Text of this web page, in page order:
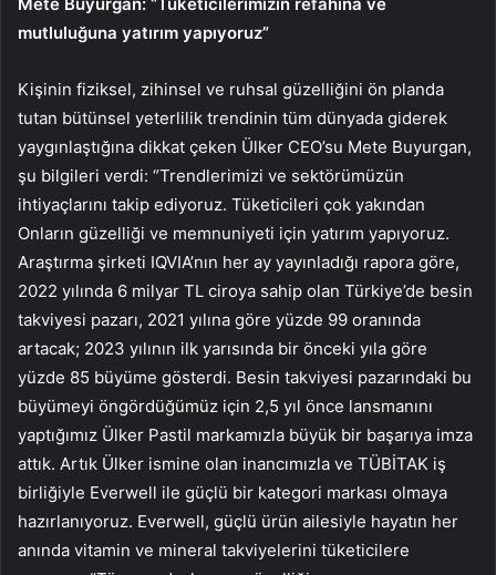
mutluluğuna yatırım yapıyoruz”
Kişinin fiziksel, zihinsel ve ruhsal güzelliğini ön planda
tutan bütünsel yeterlilik trendinin tüm dünyada giderek
yaygınlaştığına dikkat çeken Ülker CEO’su Mete Buyurgan,
şu bilgileri verdi: “Trendlerimizi ve sektörümüzün
ihtiyaçlarını takip ediyoruz. Tüketicileri çok yakından
Onların güzelliği ve memnuniyeti için yatırım yapıyoruz.
Araştırma şirketi IQVIA’nın her ay yayınladığı rapora göre,
2022 yılında 6 milyar TL ciroya sahip olan Türkiye’de besin
takviyesi pazarı, 2021 yılına göre yüzde 99 oranında
artacak; 2023 yılının ilk yarısında bir önceki yıla göre
yüzde 85 büyüme gösterdi. Besin takviyesi pazarındaki bu
büyümeyi öngördüğümüz için 2,5 yıl önce lansmanını
yaptığımız Ülker Pastil markamızla büyük bir başarıya imza
attık. Artık Ülker ismine olan inancımızla ve TÜBİTAK iş
birliğiyle Everwell ile güçlü bir kategori markası olmaya
hazırlanıyoruz. Everwell, güçlü ürün ailesiyle hayatın her
anında vitamin ve mineral takviyelerini tüketicilere